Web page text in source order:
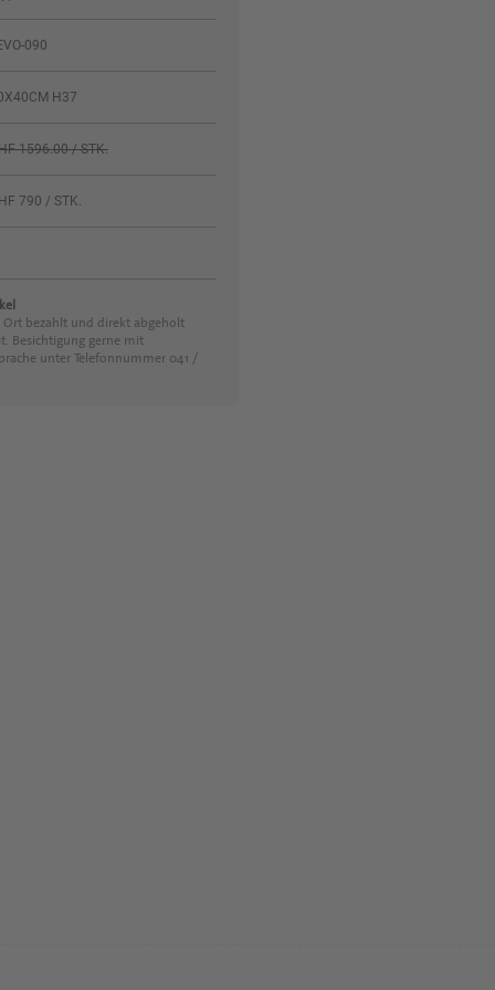
090
H37
1596.00 / STK.
790 / STK.
bezahlt und direkt abgeholt
Besichtigung gerne mit
unter Telefonnummer 041 /